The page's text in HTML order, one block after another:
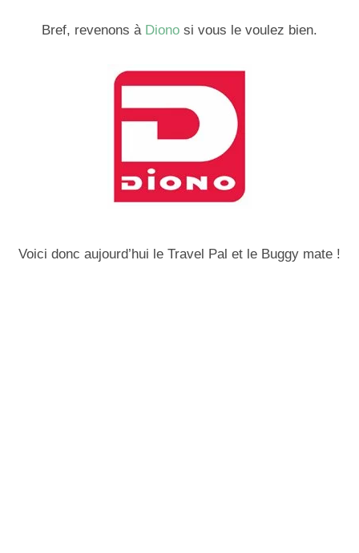
Bref, revenons à Diono si vous le voulez bien.
Voici donc aujourd’hui le Travel Pal et le Buggy mate !